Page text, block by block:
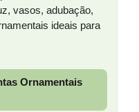
vasos, adubação,
ideais para
Ornamentais